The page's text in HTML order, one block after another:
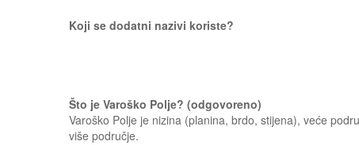
Koji se dodatni nazivi koriste?
Što je Varoško Polje? (odgovoreno)
Varoško Polje je nizina (planina, brdo, stijena), veće
više područje.